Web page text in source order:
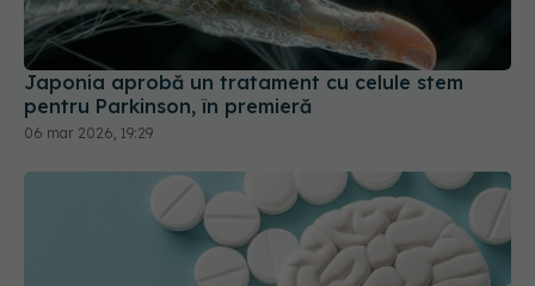
Japonia aprobă un tratament cu celule stem
pentru Parkinson, în premieră
06 mar 2026, 19:29